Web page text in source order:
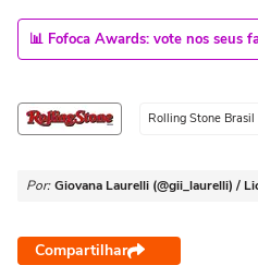
📊 Fofoca Awards: vote nos seus
Rolling Stone Brasil
Por: Giovana Laurelli (@gii_laurelli) /
Compartilhar